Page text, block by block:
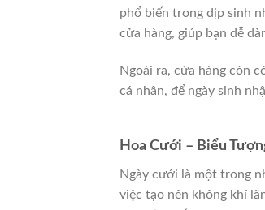
phổ biến trong dịp sinh
cửa hàng, giúp bạn dễ
Ngoài ra, cửa hàng còn
cá nhân, để ngày sinh
Hoa Cưới – Biểu
Ngày cưới là một trong
việc tạo nên không khí